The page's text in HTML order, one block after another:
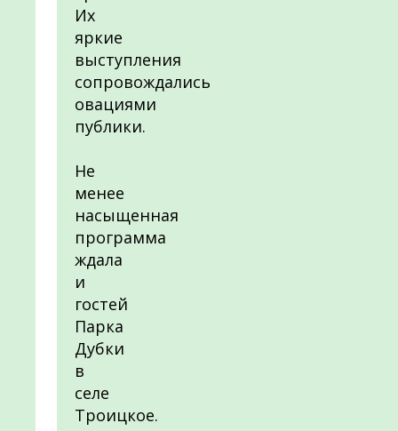
Их
яркие
выступления
сопровождались
овациями
публики.
Не
менее
насыщенная
программа
ждала
и
гостей
Парка
Дубки
в
селе
Троицкое.